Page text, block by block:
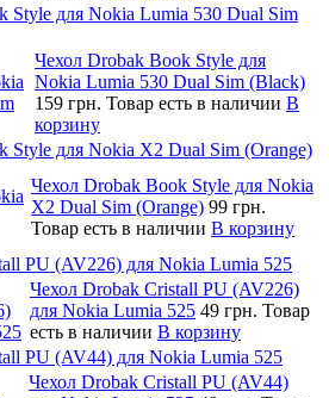
Style для Nokia Lumia 530 Dual Sim
Чехол Drobak Book Style для
Nokia Lumia 530 Dual Sim (Black)
159 грн. Товар есть в наличии В
корзину
Style для Nokia X2 Dual Sim (Orange)
Чехол Drobak Book Style для Nokia
X2 Dual Sim (Orange) 99 грн.
Товар есть в наличии В корзину
PU (AV226) для Nokia Lumia 525
Чехол Drobak Cristall PU (AV226)
для Nokia Lumia 525 49 грн. Товар
есть в наличии В корзину
PU (AV44) для Nokia Lumia 525
Чехол Drobak Cristall PU (AV44)